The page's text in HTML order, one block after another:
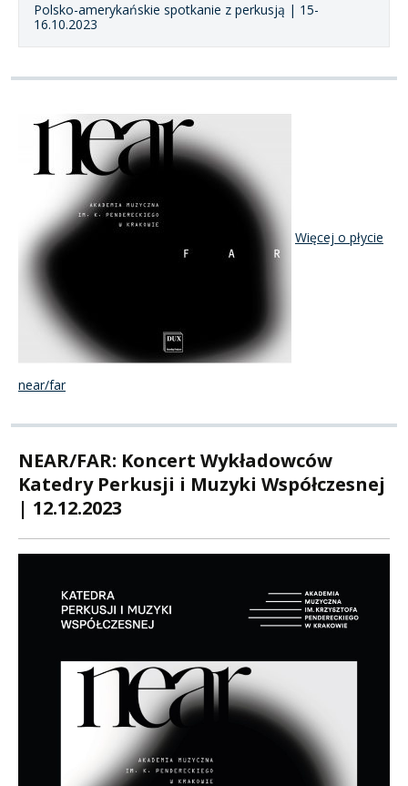
Polsko-amerykańskie spotkanie z perkusją | 15-
16.10.2023
Więcej o płycie
near/far
NEAR/FAR: Koncert Wykładowców
Katedry Perkusji i Muzyki Współczesnej
| 12.12.2023